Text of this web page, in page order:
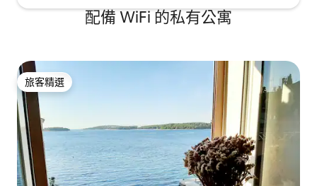
配備 WiFi 的私有公寓
旅客精選
旅客精選